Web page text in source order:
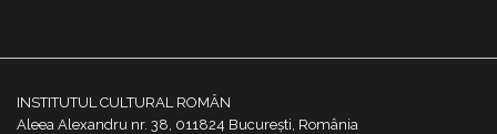
INSTITUTUL CULTURAL ROMÂN
Aleea Alexandru nr. 38, 011824 București, România